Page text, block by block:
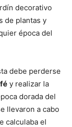
decorativo
de plantas y
época del
debe perderse
y realizar la
dorada del
llevaron a cabo
calculaba el